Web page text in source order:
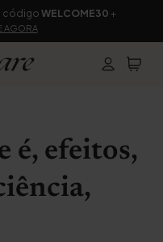
código WELCOME30 +
AGORA
é, efeitos,